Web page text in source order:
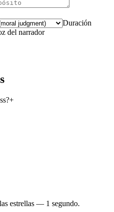
Duración
del narrador
+
estrellas — 1 segundo.